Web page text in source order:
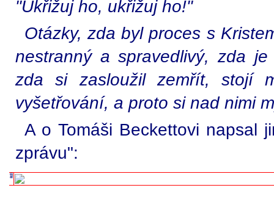
"Ukřižuj ho, ukřižuj ho!"
Otázky, zda byl proces s
nestranný a spravedlivý, zda
zda si zasloužil zemřít, stojí
vyšetřování, a proto si nad nimi
A o Tomáši Beckettovi napsal
zprávu":